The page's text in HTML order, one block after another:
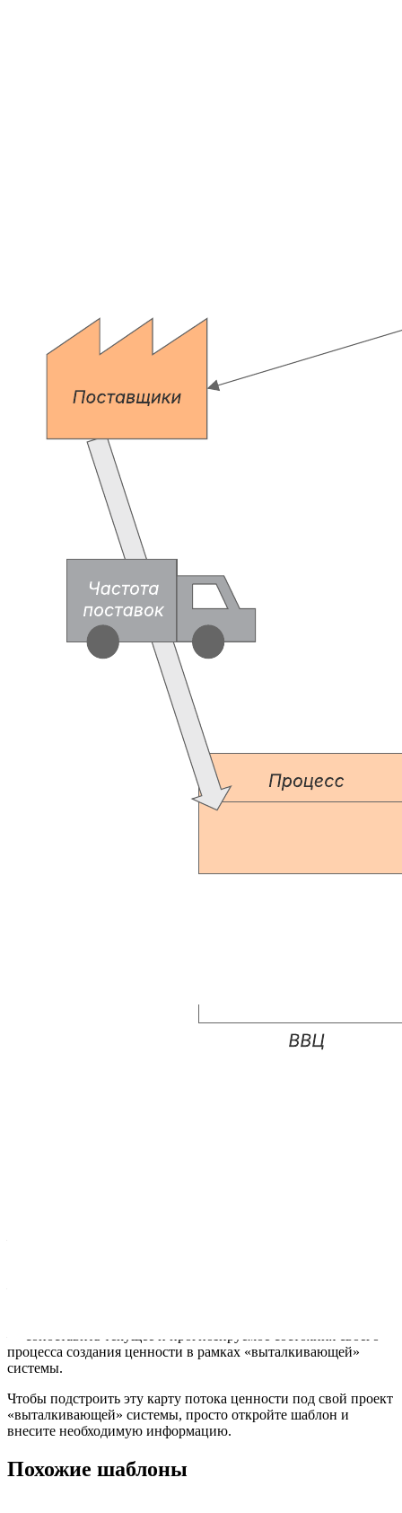
процесса создания ценности в рамках «выталкивающей»
системы.
Чтобы подстроить эту карту потока ценности под свой проект
«выталкивающей» системы, просто откройте шаблон и
внесите необходимую информацию.
Похожие шаблоны